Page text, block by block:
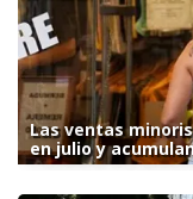
Las ventas
en julio y